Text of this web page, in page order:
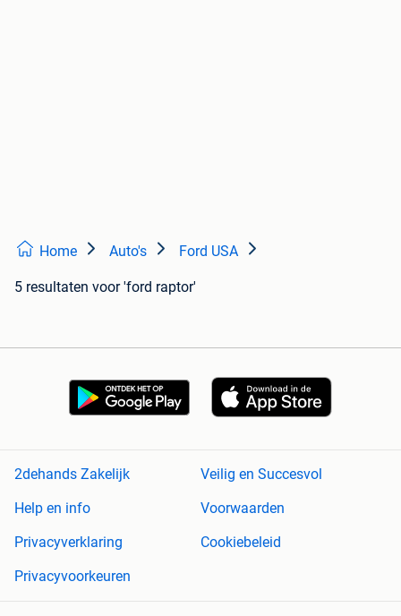
Home Auto's Ford USA
5 resultaten voor 'ford raptor'
2dehands Zakelijk
Veilig en Succesvol
Help en info
Voorwaarden
Privacyverklaring
Cookiebeleid
Privacyvoorkeuren